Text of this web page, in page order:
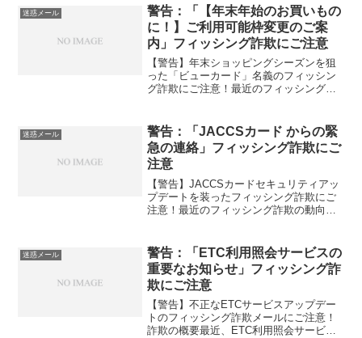
京電力エナジーパートナーをご利用いた
だき、誠にありが...
迷惑メール
警告：「【年末年始のお買いもの
に！】ご利用可能枠変更のご案
内」フィッシング詐欺にご注意
【警告】年末ショッピングシーズンを狙
った「ビューカード」名義のフィッシン
グ詐欺にご注意！最近のフィッシング詐
しています。特に「ビューカード」を騙
るメールが確認されており...
迷惑メール
警告：「JACCSカード からの緊
急の連絡」フィッシング詐欺にご
注意
【警告】JACCSカードセキュリティアッ
プデートを装ったフィッシング詐欺にご
注意！最近のフィッシング詐欺の動向フ
て、個人情報を詐取しようとします。最
近、JACCSカード...
迷惑メール
警告：「ETC利用照会サービスの
重要なお知らせ」フィッシング詐
欺にご注意
【警告】不正なETCサービスアップデー
トのフィッシング詐欺メールにご注意！
詐欺の概要最近、ETC利用照会サービス